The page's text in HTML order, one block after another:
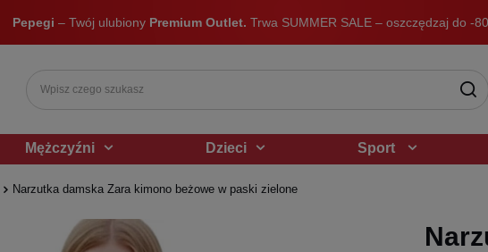
Pepegi – Twój ulubiony Premium Outlet. Trwa SUMMER SALE – oszczędzaj do -
Mężczyźni Dzieci Sport
Narzutka damska Zara kimono beżowe w paski zielone